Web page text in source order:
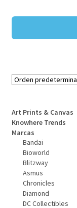
Art Prints & Canvas
Knowhere Trends
Marcas
Bandai
Bioworld
Blitzway
Asmus
Chronicles
Diamond
DC Collectibles